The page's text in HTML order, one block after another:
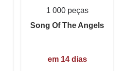
1 000 peças
Song Of The Angels
em 14 dias